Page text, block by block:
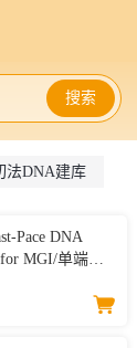
搜索
法DNA建库
Pace DNA
MGI/单端
试剂